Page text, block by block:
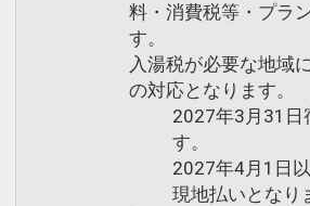
料・消費税等・プラ
す。
入湯税が必要な地域
の対応となります。
2027年3月31日
す。
2027年4月1日
現地払いとなり